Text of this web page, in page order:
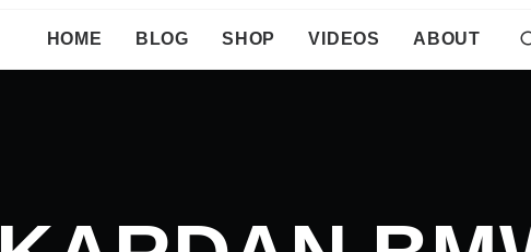
HOME BLOG SHOP VIDEOS ABOUT